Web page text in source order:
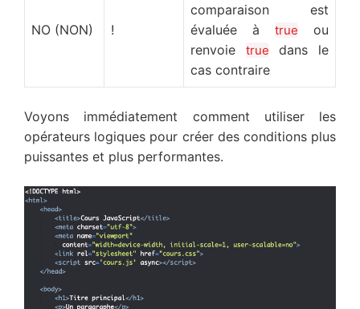
NO (NON) !
comparaison est
évaluée à true ou
renvoie true dans le
cas contraire
Voyons immédiatement comment utiliser les
opérateurs logiques pour créer des conditions plus
puissantes et plus performantes.